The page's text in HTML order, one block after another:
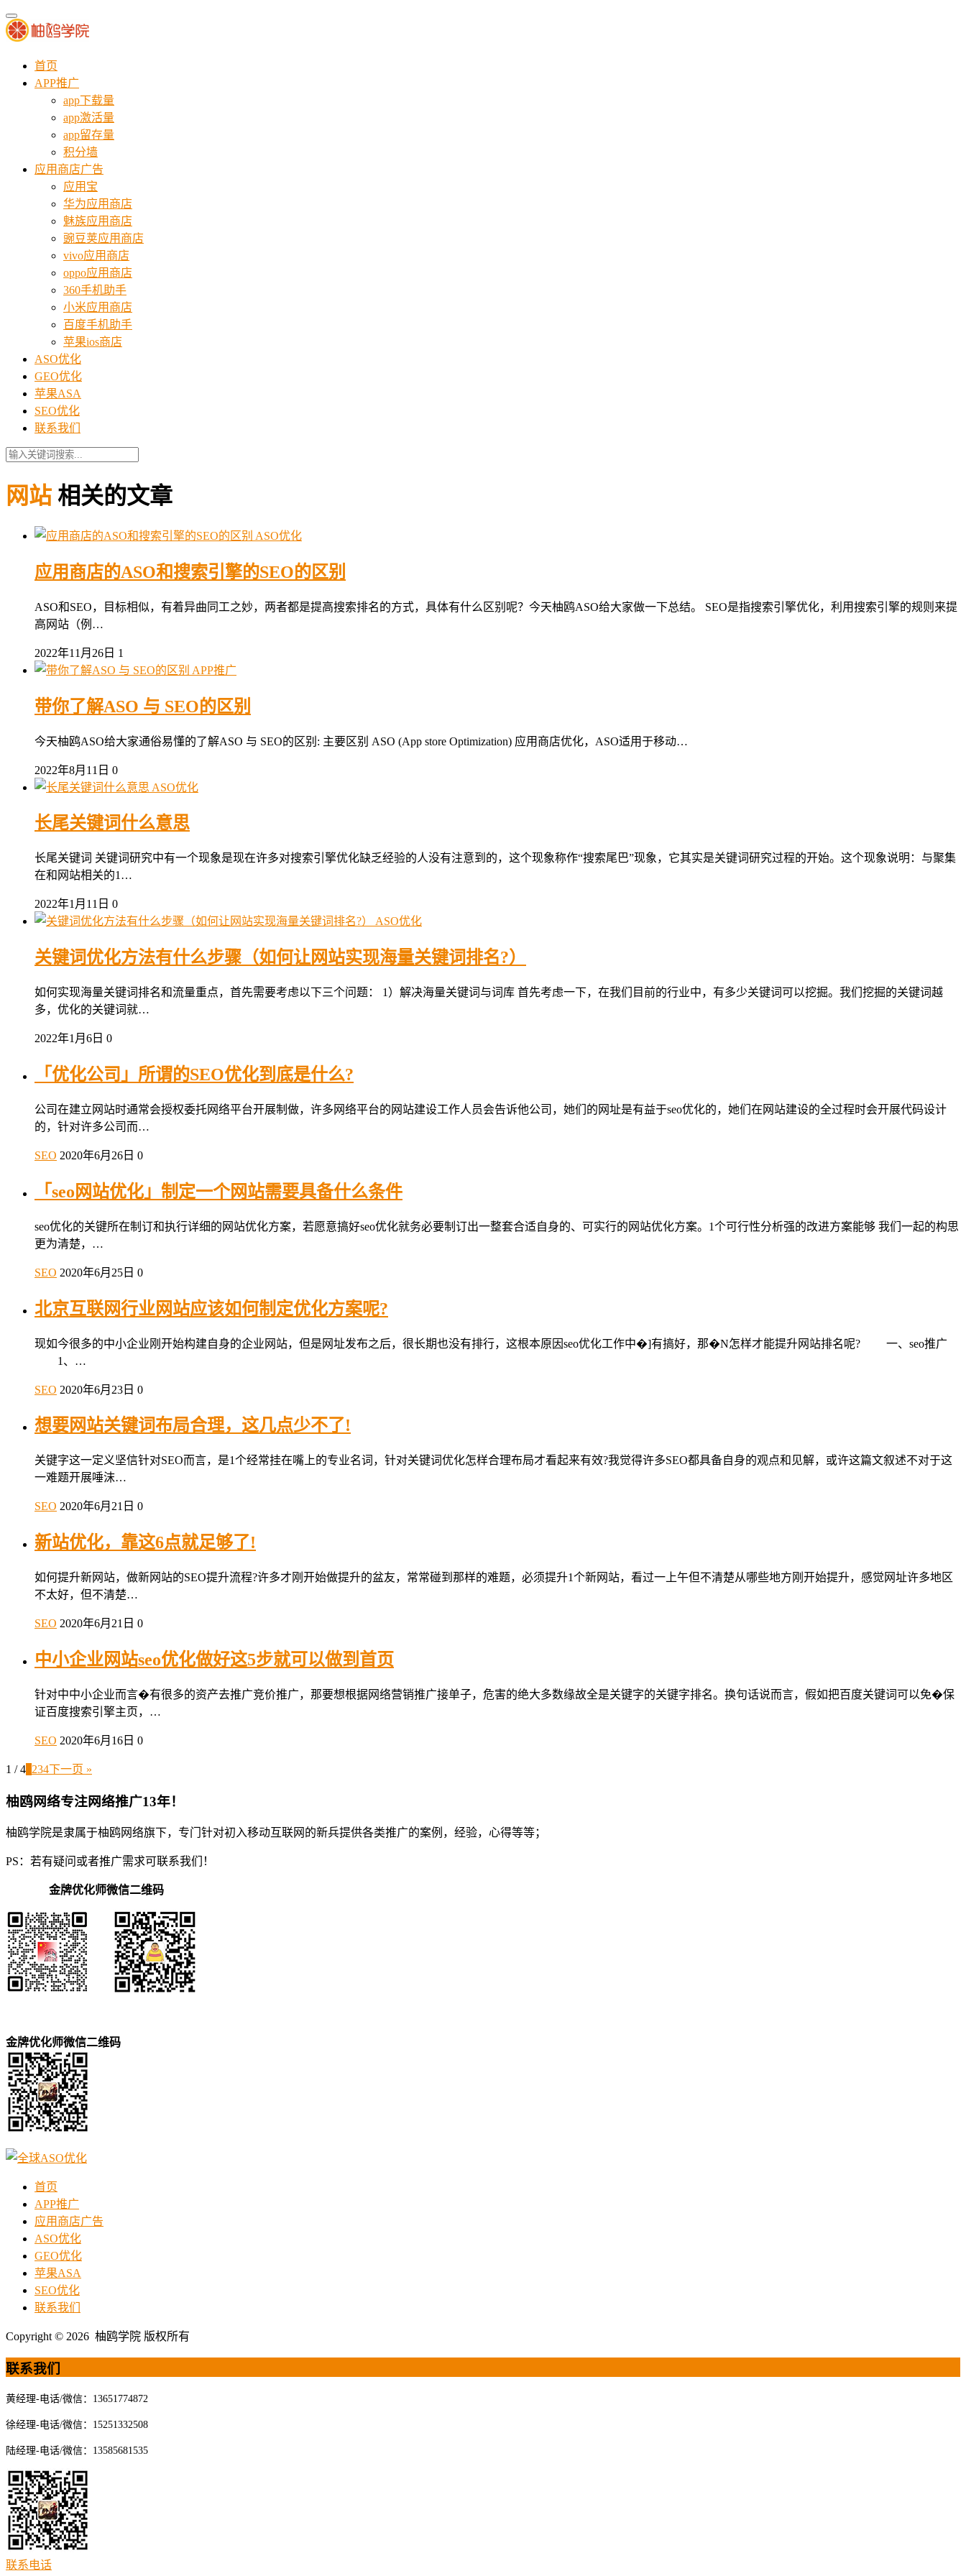
首页
APP推广
app下载量
app激活量
app留存量
积分墙
应用商店广告
应用宝
华为应用商店
魅族应用商店
豌豆荚应用商店
vivo应用商店
oppo应用商店
360手机助手
小米应用商店
百度手机助手
苹果ios商店
ASO优化
GEO优化
苹果ASA
SEO优化
联系我们
网站 相关的文章
ASO优化
应用商店的ASO和搜索引擎的SEO的区别
ASO和SEO，目标相似，有着异曲同工之妙，两者都是提高搜索排名的方式，具体有什么区别呢？今天柚鸥ASO给大家做一下总结。 SEO是指搜索引擎优化，利用搜索引擎的规则来提
高网站（例…
2022年11月26日 1
APP推广
带你了解ASO 与 SEO的区别
今天柚鸥ASO给大家通俗易懂的了解ASO 与 SEO的区别: 主要区别 ASO (App store Optimization) 应用商店优化，ASO适用于移动…
2022年8月11日 0
ASO优化
长尾关键词什么意思
长尾关键词 关键词研究中有一个现象是现在许多对搜索引擎优化缺乏经验的人没有注意到的，这个现象称作“搜索尾巴”现象，它其实是关键词研究过程的开始。这个现象说明：与聚集
在和网站相关的1…
2022年1月11日 0
ASO优化
关键词优化方法有什么步骤（如何让网站实现海量关键词排名?）
如何实现海量关键词排名和流量重点，首先需要考虑以下三个问题： 1）解决海量关键词与词库 首先考虑一下，在我们目前的行业中，有多少关键词可以挖掘。我们挖掘的关键词越
多，优化的关键词就…
2022年1月6日 0
「优化公司」所谓的SEO优化到底是什么?
公司在建立网站时通常会授权委托网络平台开展制做，许多网络平台的网站建设工作人员会告诉他公司，她们的网址是有益于seo优化的，她们在网站建设的全过程时会开展代码设计
的，针对许多公司而…
SEO 2020年6月26日 0
「seo网站优化」制定一个网站需要具备什么条件
seo优化的关键所在制订和执行详细的网站优化方案，若愿意搞好seo优化就务必要制订出一整套合适自身的、可实行的网站优化方案。1个可行性分析强的改进方案能够 我们一起的构思
更为清楚，…
SEO 2020年6月25日 0
北京互联网行业网站应该如何制定优化方案呢?
现如今很多的中小企业刚开始构建自身的企业网站，但是网址发布之后，很长期也没有排行，这根本原因seo优化工作中�]有搞好，那�N怎样才能提升网站排名呢? 一、seo推广
1、…
SEO 2020年6月23日 0
想要网站关键词布局合理，这几点少不了!
关键字这一定义坚信针对SEO而言，是1个经常挂在嘴上的专业名词，针对关键词优化怎样合理布局才看起来有效?我觉得许多SEO都具备自身的观点和见解，或许这篇文叙述不对于这
一难题开展唾沫…
SEO 2020年6月21日 0
新站优化，靠这6点就足够了!
如何提升新网站，做新网站的SEO提升流程?许多才刚开始做提升的盆友，常常碰到那样的难题，必须提升1个新网站，看过一上午但不清楚从哪些地方刚开始提升，感觉网址许多地区
不太好，但不清楚…
SEO 2020年6月21日 0
中小企业网站seo优化做好这5步就可以做到首页
针对中中小企业而言�有很多的资产去推广竞价推广，那要想根据网络营销推广接单子，危害的绝大多数缘故全是关键字的关键字排名。换句话说而言，假如把百度关键词可以免�保
证百度搜索引擎主页，…
SEO 2020年6月16日 0
1 / 4 234下一页 »
柚鸥网络专注网络推广13年！
柚鸥学院是隶属于柚鸥网络旗下，专门针对初入移动互联网的新兵提供各类推广的案例，经验，心得等等；
PS：若有疑问或者推广需求可联系我们！
金牌优化师微信二维码
金牌优化师微信二维码
首页
APP推广
应用商店广告
ASO优化
GEO优化
苹果ASA
SEO优化
联系我们
Copyright © 2026 柚鸥学院 版权所有
联系我们
黄经理-电话/微信：13651774872
徐经理-电话/微信：15251332508
陆经理-电话/微信：13585681535
联系电话